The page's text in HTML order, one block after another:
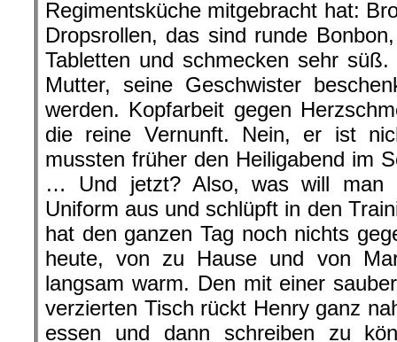
Regimentsküche mitgebracht hat:
Dropsrollen, das sind runde
Tabletten und schmecken sehr
Mutter, seine Geschwister
werden. Kopfarbeit gegen
die reine Vernunft. Nein, er ist
mussten früher den Heiligabend im
… Und jetzt? Also, was will man
Uniform aus und schlüpft in den
hat den ganzen Tag noch nichts
heute, von zu Hause und von
langsam warm. Den mit einer
verzierten Tisch rückt Henry ganz
essen und dann schreiben zu